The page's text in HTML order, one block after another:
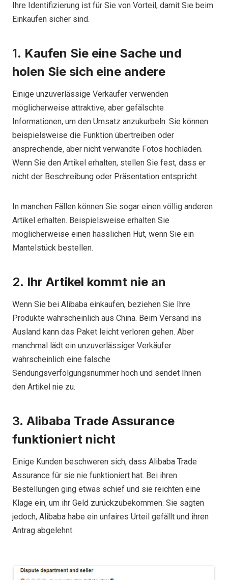
Ihre Identifizierung ist für Sie von Vorteil, damit Sie beim
Einkaufen sicher sind.
1. Kaufen Sie eine Sache und
holen Sie sich eine andere
Einige unzuverlässige Verkäufer verwenden
möglicherweise attraktive, aber gefälschte
Informationen, um den Umsatz anzukurbeln. Sie können
beispielsweise die Funktion übertreiben oder
ansprechende, aber nicht verwandte Fotos hochladen.
Wenn Sie den Artikel erhalten, stellen Sie fest, dass er
nicht der Beschreibung oder Präsentation entspricht.
In manchen Fällen können Sie sogar einen völlig anderen
Artikel erhalten. Beispielsweise erhalten Sie
möglicherweise einen hässlichen Hut, wenn Sie ein
Mantelstück bestellen.
2. Ihr Artikel kommt nie an
Wenn Sie bei Alibaba einkaufen, beziehen Sie Ihre
Produkte wahrscheinlich aus China. Beim Versand ins
Ausland kann das Paket leicht verloren gehen. Aber
manchmal lädt ein unzuverlässiger Verkäufer
wahrscheinlich eine falsche
Sendungsverfolgungsnummer hoch und sendet Ihnen
den Artikel nie zu.
3. Alibaba Trade Assurance
funktioniert nicht
Einige Kunden beschweren sich, dass Alibaba Trade
Assurance für sie nie funktioniert hat. Bei ihren
Bestellungen ging etwas schief und sie reichten eine
Klage ein, um ihr Geld zurückzubekommen. Sie sagten
jedoch, Alibaba habe ein unfaires Urteil gefällt und ihren
Antrag abgelehnt.